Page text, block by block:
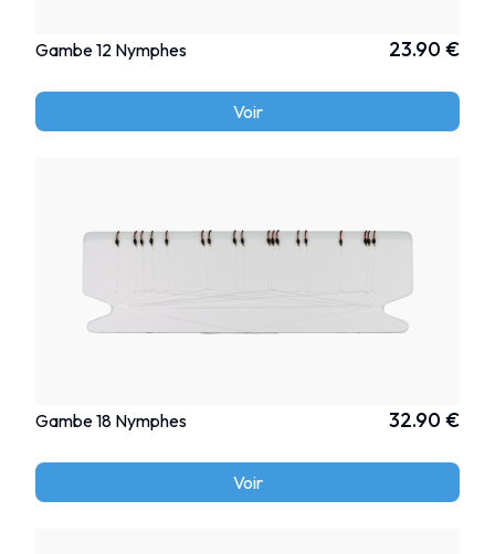
Gambe 12 Nymphes 23.90 €
Voir
Gambe 18 Nymphes 32.90 €
Voir